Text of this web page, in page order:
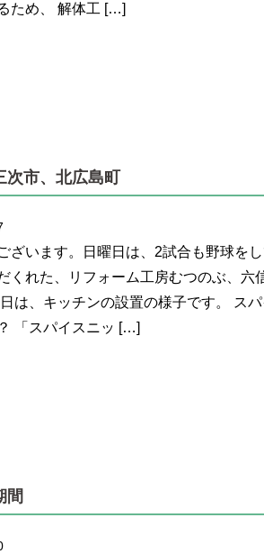
ため、 解体工 […]
市、北広島町
ざいます。日曜日は、2試合も野球を
くれた、リフォーム工房むつのぶ、六
は、キッチンの設置の様子です。 ス
「スパイスニッ […]
間